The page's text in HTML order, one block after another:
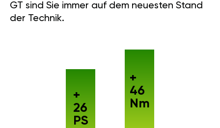
GT sind Sie immer auf dem neuesten Stand
der Technik.
+
26
PS
+
46
Nm